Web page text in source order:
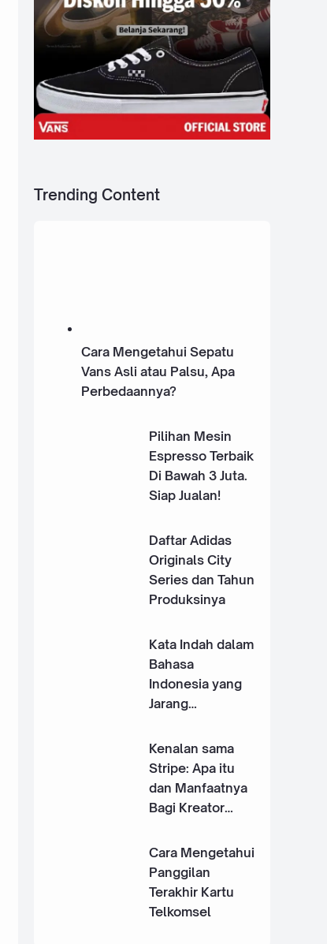
Trending Content
Cara Mengetahui Sepatu
Vans Asli atau Palsu, Apa
Perbedaannya?
Pilihan Mesin
Espresso Terbaik
Di Bawah 3 Juta.
Siap Jualan!
Daftar Adidas
Originals City
Series dan Tahun
Produksinya
Kata Indah dalam
Bahasa
Indonesia yang
Jarang
Kenalan sama
Stripe: Apa itu
dan Manfaatnya
Bagi Kreator
Cara Mengetahui
Panggilan
Terakhir Kartu
Telkomsel